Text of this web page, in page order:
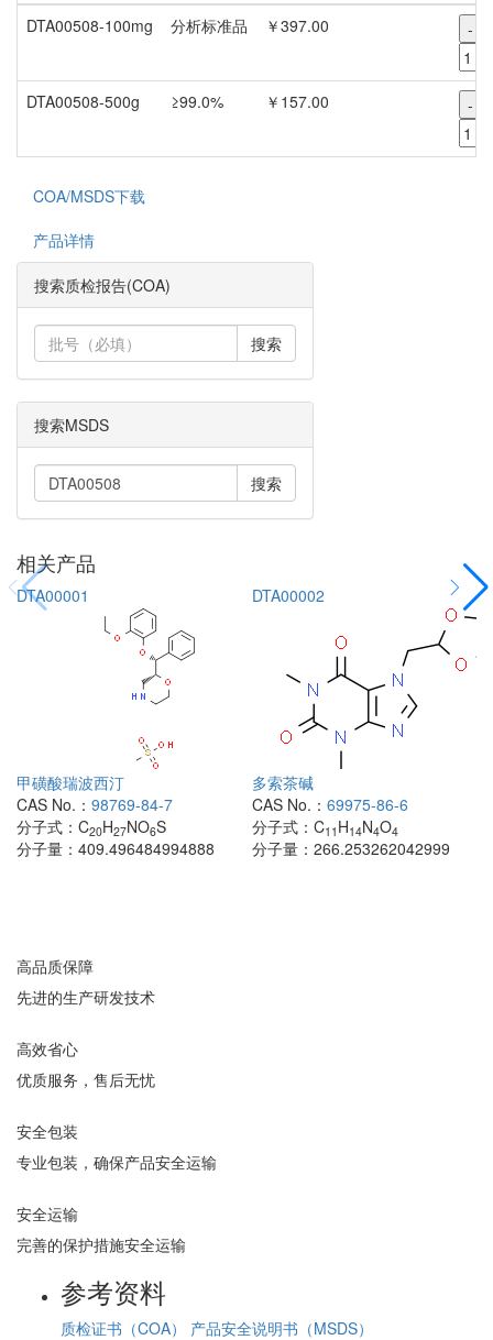
DTA00508-100mg
分析标准品 ￥397.00 -
DTA00508-500g ≥99.0% ￥157.00 -
COA/MSDS下载
产品详情
搜索质检报告(COA)
搜索
搜索MSDS
搜索
相关产品
DTA00001
甲磺酸瑞波西汀
CAS No.： 98769-84-7
分子式： C20H27NO6S
分子量： 409.496484994888
DTA00002
多索茶碱
CAS No.： 69975-86-6
分子式： C11 H14N4O4
分子量： 266.253262042999
高品质保障
先进的生产研发技术
高效省心
优质服务，售后无忧
安全包装
专业包装，确保产品安全运输
安全运输
完善的保护措施安全运输
参考资料
质检证书（COA） 产品安全说明书（MSDS）